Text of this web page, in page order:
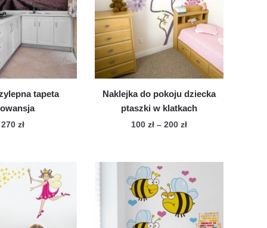
można
wybrać
stronie
produktu
Opcje
można
wybrać
na
stronie
produktu
tapeta
270 zł
Naklejka do pokoju dziecka
ptaszki w klatkach
100 zł – 200 złZakres
100 zł
do
200 zł
produkt
ma
wiele
wariantów.
Opcje